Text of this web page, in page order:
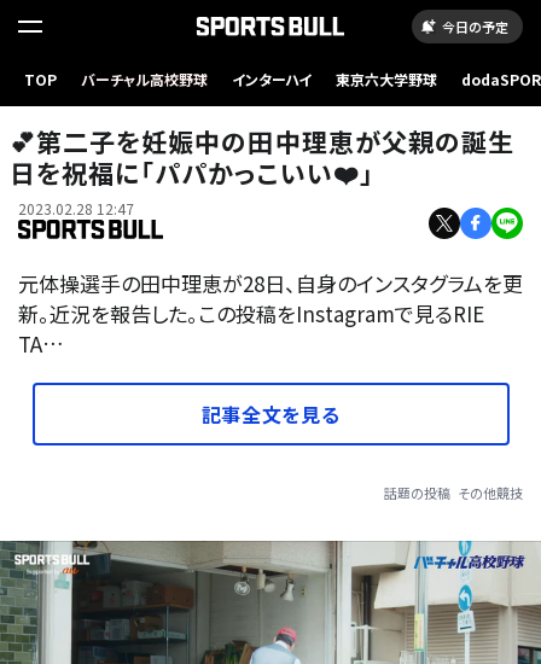
今日の予定
TOP バーチャル高校野球 インターハイ 東京六大学野球
💕第二子を妊娠中の田中理恵が父親の誕生
日を祝福に「パパかっこいい❤️」
2023.02.28 12:47
元体操選手の田中理恵が28日、自身のインスタグラムを更
新。近況を報告した。この投稿をInstagramで見るRIE
TA…
記事全文を見る
話題の投稿 その他競技